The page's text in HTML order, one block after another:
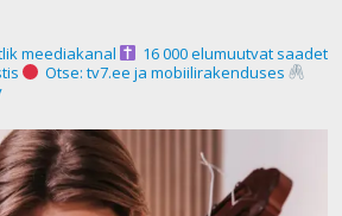
meediakanal
16 000 elumuutvat saadet
Otse: tv7.ee ja mobiilirakenduses